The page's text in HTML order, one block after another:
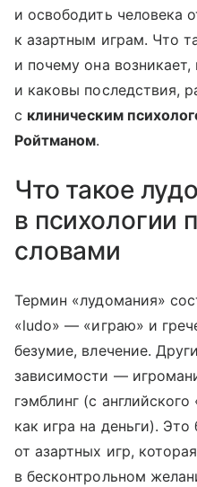
и освободить человека
к азартным играм. Что
и почему она возникает,
и каковы последствия,
с клиническим
Ройтманом.
Что такое
в психологии
словами
Термин «лудомания»
«ludo» — «играю» и
безумие, влечение.
зависимости —
гэмблинг (с
как игра на деньги).
от азартных игр,
в бесконтрольном